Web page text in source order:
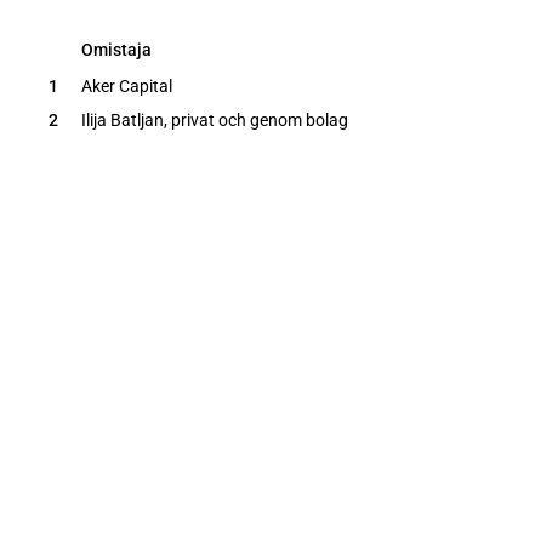
Omistaja
Omistaja
1
Aker Capital
2
Ilija Batljan, privat och genom bolag